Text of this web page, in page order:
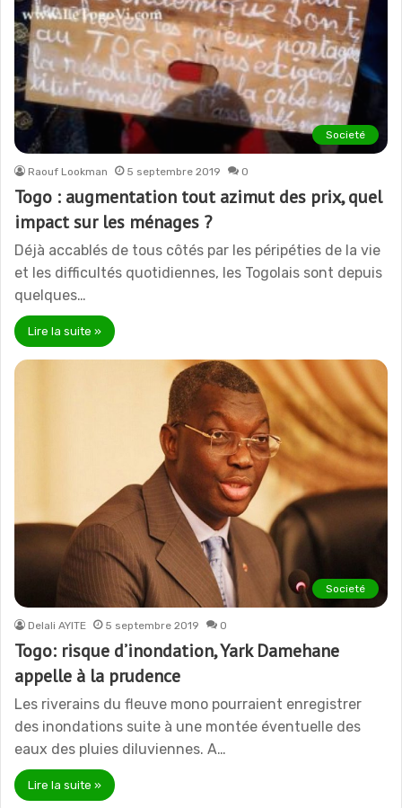
Societé
Raouf Lookman 5 septembre 2019 0
Togo : augmentation tout azimut des prix, quel
impact sur les ménages ?
Déjà accablés de tous côtés par les péripéties de la vie
et les difficultés quotidiennes, les Togolais sont depuis
quelques…
Lire la suite »
Societé
Delali AYITE 5 septembre 2019 0
Togo: risque d’inondation, Yark Damehane
appelle à la prudence
Les riverains du fleuve mono pourraient enregistrer
des inondations suite à une montée éventuelle des
eaux des pluies diluviennes. A…
Lire la suite »